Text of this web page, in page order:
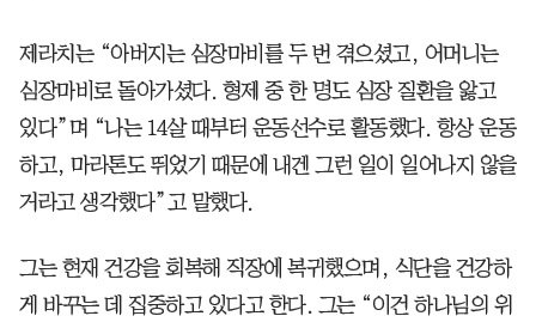
제라치는 “아버지는 심장마비를 두 번 겪으셨고, 어머니는
심장마비로 돌아가셨다. 형제 중 한 명도 심장 질환을 앓고
있다”며 “나는 14살 때부터 운동선수로 활동했다. 항상 운동
하고, 마라톤도 뛰었기 때문에 내겐 그런 일이 일어나지 않을
거라고 생각했다”고 말했다.
그는 현재 건강을 회복해 직장에 복귀했으며, 식단을 건강하
게 바꾸는 데 집중하고 있다고 한다. 그는 “이건 하나님의 위